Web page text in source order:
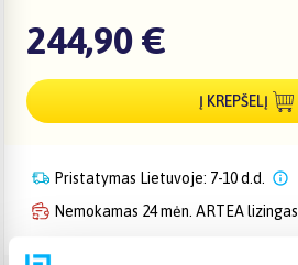
244,90 €
Į KREPŠELĮ
Pristatymas Lietuvoje: 7-10 d.d.
Nemokamas 24 mėn. ARTEA lizingas